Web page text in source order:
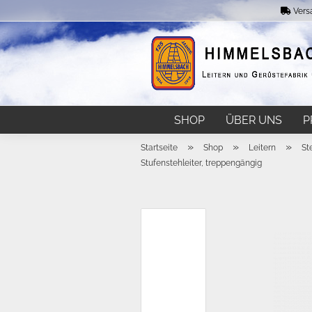
SHOP ÜBER UNS
Startseite » Shop » Leitern »
Stufenstehleiter, treppengängig